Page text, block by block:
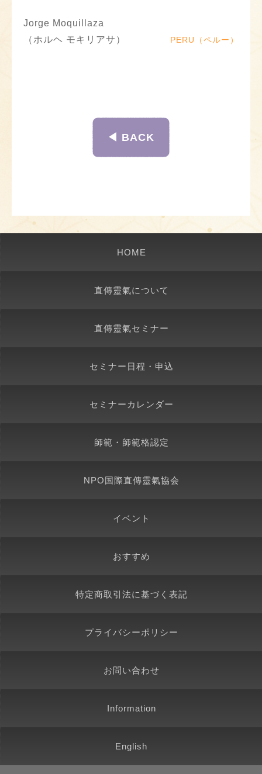
Jorge Moquillaza
（ホルヘ モキリアサ）
PERU（ペルー）
◀︎ BACK
HOME
直傳靈氣について
直傳靈氣セミナー
セミナー日程・申込
セミナーカレンダー
師範・師範格認定
NPO国際直傳靈氣協会
イベント
おすすめ
特定商取引法に基づく表記
プライバシーポリシー
お問い合わせ
Information
English